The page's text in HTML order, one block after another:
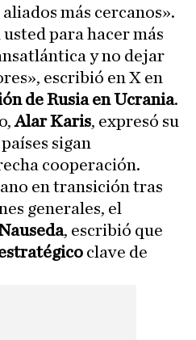
más cercanos».
para hacer más
y no dejar
escribió en X en
de Rusia en Ucrania.
Alar Karis, expresó su
sigan
cooperación.
en transición tras
generales, el
, escribió que
clave de